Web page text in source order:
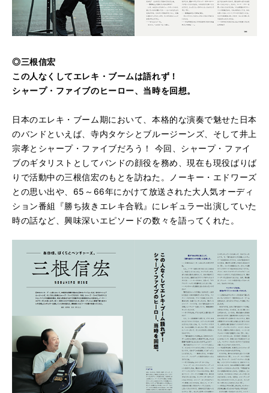
◎三根信宏
この人なくしてエレキ・ブームは語れず！
シャープ・ファイブのヒーロー、当時を回想。
日本のエレキ・ブーム期において、本格的な演奏で魅せた日本
のバンドといえば、寺内タケシとブルージーンズ、そして井上
宗孝とシャープ・ファイブだろう！ 今回、シャープ・ファイ
ブのギタリストとしてバンドの顔役を務め、現在も現役ばりば
りで活動中の三根信宏のもとを訪ねた。ノーキー・エドワーズ
との思い出や、65～66年にかけて放送された大人気オーディ
ション番組『勝ち抜きエレキ合戦』にレギュラー出演していた
時の話など、興味深いエピソードの数々を語ってくれた。